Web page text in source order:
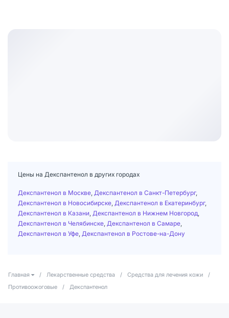
Цены на Декспантенол в других городах
Декспантенол в Москве Декспантенол в Санкт-Петербург,
Декспантенол в Новосибирске Декспантенол в Екатеринбург,
Декспантенол в Казани Декспантенол в Нижнем Новгород
Декспантенол в Челябинске Декспантенол в Самаре
Декспантенол в Уфе Декспантенол в Ростове-на-Дону
Главная / Лекарственные средства / Средства для лечения кожи
/
Противоожоговые
/ Декспантенол